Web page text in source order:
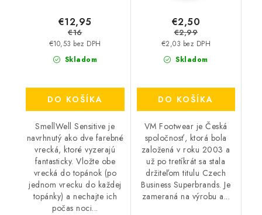
Skladom
€10,53 bez DPH
€12,95
€16
DO KOŠÍKA
SmellWell Sensitive je
navrhnutý ako dve farebné
vrecká, ktoré vyzerajú
fantasticky. Vložte obe
vrecká do topánok (po
jednom vrecku do každej
topánky) a nechajte ich
počas noci...
Skladom
€2,03 bez DPH
€2,50
€2,99
DO KOŠÍKA
VM Footwear je Česká
spoločnosť, ktorá bola
založená v roku 2003 a
už po tretíkrát sa stala
držiteľom titulu Czech
Business Superbrands. Je
zameraná na výrobu a...